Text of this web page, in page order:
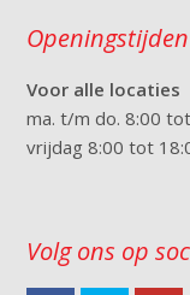
Openingstijden
Voor alle locaties
ma. t/m do. 8:00
vrijdag 8:00 tot
Volg ons op